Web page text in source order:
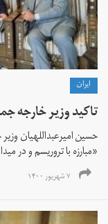
ايران
تاکید وزیر خارجه
حسین امیرعبداللهیان
«مبارزه با تروریسم و در
۷ شهریور ۱۴۰۰